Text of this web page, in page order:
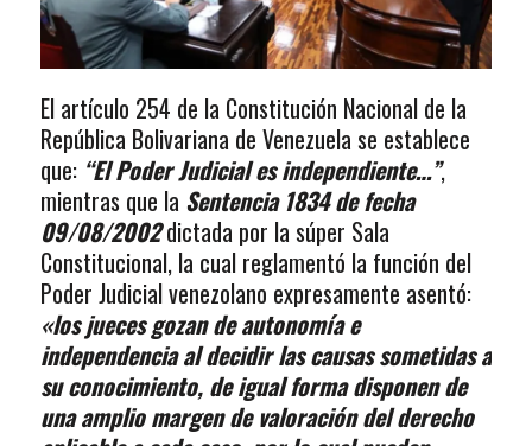
El artículo 254 de la Constitución Nacional de la
República Bolivariana de Venezuela se establece
que: “El Poder Judicial es independiente…”,
mientras que la Sentencia 1834 de fecha
09/08/2002dictada por la súper Sala
Constitucional, la cual reglamentó la función del
Poder Judicial venezolano expresamente asentó:
«los jueces gozan de autonomía e
independencia al decidir las causas sometidas a
su conocimiento, de igual forma disponen de
una amplio margen de valoración del derecho